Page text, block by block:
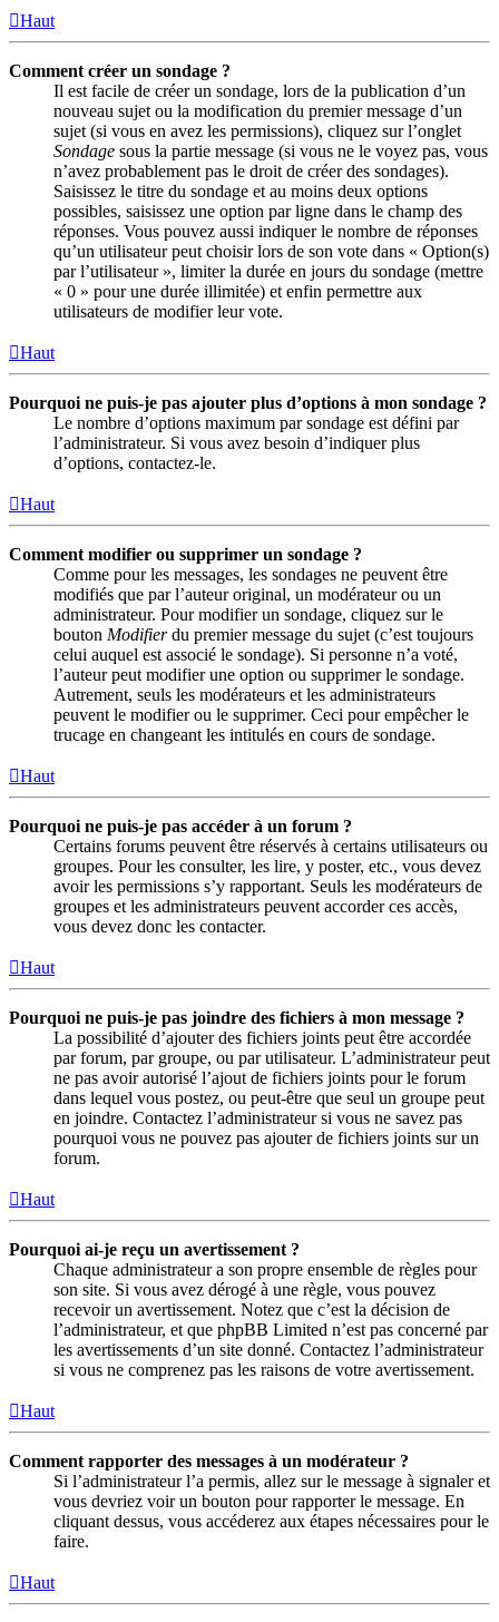
Haut
Comment créer un sondage ?
Il est facile de créer un sondage, lors de la publication d’un
nouveau sujet ou la modification du premier message d’un
sujet (si vous en avez les permissions), cliquez sur l’onglet
Sondage sous la partie message (si vous ne le voyez pas, vous
n’avez probablement pas le droit de créer des sondages).
Saisissez le titre du sondage et au moins deux options
possibles, saisissez une option par ligne dans le champ des
réponses. Vous pouvez aussi indiquer le nombre de réponses
qu’un utilisateur peut choisir lors de son vote dans « Option(s)
par l’utilisateur », limiter la durée en jours du sondage (mettre
« 0 » pour une durée illimitée) et enfin permettre aux
utilisateurs de modifier leur vote.
Haut
Pourquoi ne puis-je pas ajouter plus d’options à mon sondage ?
Le nombre d’options maximum par sondage est défini par
l’administrateur. Si vous avez besoin d’indiquer plus
d’options, contactez-le.
Haut
Comment modifier ou supprimer un sondage ?
Comme pour les messages, les sondages ne peuvent être
modifiés que par l’auteur original, un modérateur ou un
administrateur. Pour modifier un sondage, cliquez sur le
bouton Modifierdu premier message du sujet (c’est toujours
celui auquel est associé le sondage). Si personne n’a voté,
l’auteur peut modifier une option ou supprimer le sondage.
Autrement, seuls les modérateurs et les administrateurs
peuvent le modifier ou le supprimer. Ceci pour empêcher le
trucage en changeant les intitulés en cours de sondage.
Haut
Pourquoi ne puis-je pas accéder à un forum ?
Certains forums peuvent être réservés à certains utilisateurs ou
groupes. Pour les consulter, les lire, y poster, etc., vous devez
avoir les permissions s’y rapportant. Seuls les modérateurs de
groupes et les administrateurs peuvent accorder ces accès,
vous devez donc les contacter.
Haut
Pourquoi ne puis-je pas joindre des fichiers à mon message ?
La possibilité d’ajouter des fichiers joints peut être accordée
par forum, par groupe, ou par utilisateur. L’administrateur peut
ne pas avoir autorisé l’ajout de fichiers joints pour le forum
dans lequel vous postez, ou peut-être que seul un groupe peut
en joindre. Contactez l’administrateur si vous ne savez pas
pourquoi vous ne pouvez pas ajouter de fichiers joints sur un
forum.
Haut
Pourquoi ai-je reçu un avertissement ?
Chaque administrateur a son propre ensemble de règles pour
son site. Si vous avez dérogé à une règle, vous pouvez
recevoir un avertissement. Notez que c’est la décision de
l’administrateur, et que phpBB Limited n’est pas concerné par
les avertissements d’un site donné. Contactez l’administrateur
si vous ne comprenez pas les raisons de votre avertissement.
Haut
Comment rapporter des messages à un modérateur ?
Si l’administrateur l’a permis, allez sur le message à signaler et
vous devriez voir un bouton pour rapporter le message. En
cliquant dessus, vous accéderez aux étapes nécessaires pour le
faire.
Haut